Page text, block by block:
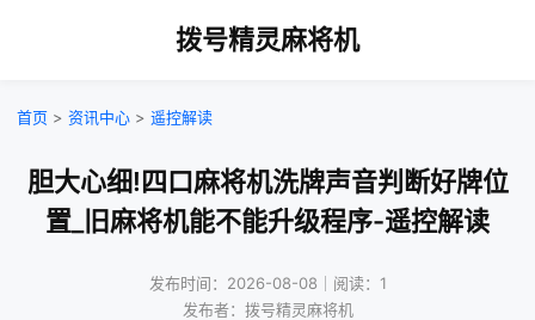
拨号精灵麻将机
首页 > 资讯中心 > 遥控解读
胆大心细!四口麻将机洗牌声音判断好牌位
置_旧麻将机能不能升级程序-遥控解读
发布时间：2026-08-08｜阅读：1
发布者：拨号精灵麻将机